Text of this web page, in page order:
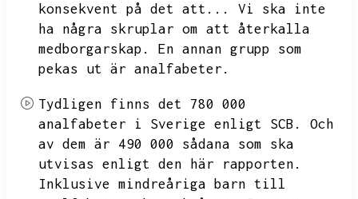
konsekvent på det att...
Vi ska inte
ha några skruplar om att återkalla
medborgarskap.
En annan grupp som
pekas ut är analfabeter.
Tydligen finns det 780 000
analfabeter i Sverige enligt SCB.
Och
av dem är 490 000 sådana som ska
utvisas enligt den här rapporten.
Inklusive mindreåriga barn till